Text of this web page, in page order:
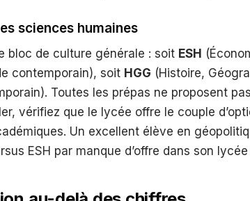
sciences humaines
bloc de culture générale : soit ESH
contemporain), soit HGG (Histoire,
Toutes les prépas ne proposent
vérifiez que le lycée offre le couple
Un excellent élève en
ESH par manque d’offre dans son